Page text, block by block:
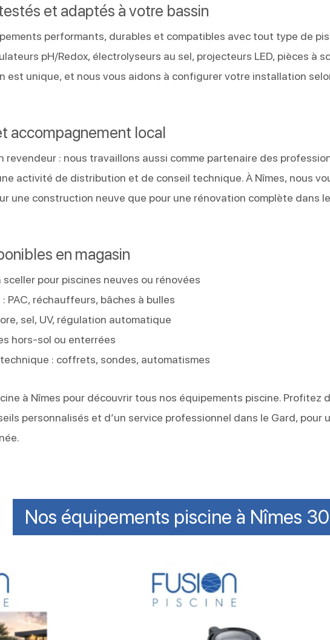
et adaptés à votre bassin
performants, durables et compatibles avec tout type de
pH/Redox, électrolyseurs au sel, projecteurs LED, pièces à
est unique, et nous vous aidons à configurer votre installation
accompagnement local
revendeur : nous travaillons aussi comme partenaire des
activité de distribution et de conseil technique. À Nîmes, nous
une construction neuve que pour une rénovation complète dans le
en magasin
pour piscines neuves ou rénovées
PAC, réchauffeurs, bâches à bulles
sel, UV, régulation automatique
hors-sol ou enterrées
: coffrets, sondes, automatismes
à Nîmes pour découvrir tous nos équipements piscine. Profitez
personnalisés et d’un service professionnel dans le Gard, pour
Nos équipements piscine à Nîmes